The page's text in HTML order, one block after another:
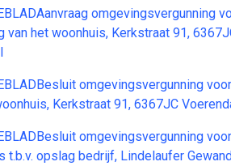
omgevingsvergunning
van het woonhuis, Kerkstraat 91,
omgevingsvergunning voor
Kerkstraat 91, 6367JC
omgevingsvergunning voor
t.b.v. opslag bedrijf, Lindelaufer